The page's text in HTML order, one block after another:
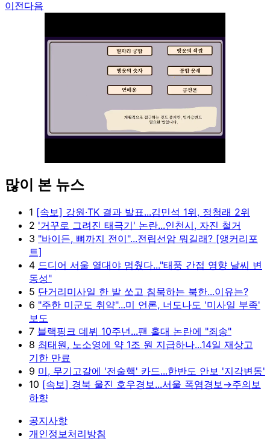
이전다음
많이 본 뉴스
1 [속보] 강원·TK 결과 발표...김민석 1위, 정청래 2위
2 '거꾸로 그려진 태극기' 논란...인천시, 자진 철거
3 "바이든, 뼈까지 전이"...전립선암 뭐길래? [앵커리포
트]
4 드디어 서울 열대야 멈췄다..."태풍 간접 영향 날씨 변
동성"
5 단거리미사일 한 발 쏘고 침묵하는 북한...이유는?
6 "주한 미군도 취약"...미 언론, 너도나도 '미사일 부족'
보도
7 블랙핑크 데뷔 10주년...팬 홀대 논란에 "죄송"
8 최태원, 노소영에 약 1조 원 지급하나...14일 재상고
기한 만료
9 미, 무기고갈에 '전술핵' 카드...한반도 안보 '지각변동'
10 [속보] 경북 울진 호우경보...서울 폭염경보→주의보
하향
공지사항
개인정보처리방침